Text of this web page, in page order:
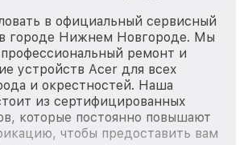
в официальный сервисный
городе Нижнем Новгороде. Мы
ремонт и
устройств Acer для всех
и окрестностей. Наша
из сертифицированных
которые постоянно повышают
чтобы предоставить вам